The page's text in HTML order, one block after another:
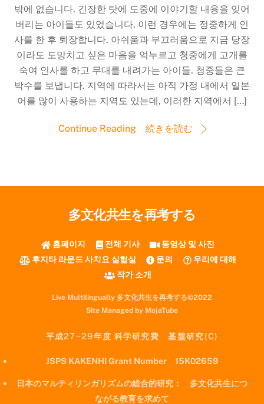
밖에 없습니다. 긴장한 탓에 도중에 이야기할 내용을 잊어
버리는 아이들도 있었습니다. 이런 경우에는 정중하게 인
사를 한 후 퇴장합니다. 아쉬움과 부끄러움으로 지금 당장
이라도 도망치고 싶은 마음을 억누르고 청중에게 고개를
숙여 인사를 하고 무대를 내려가는 아이들. 청중들은 큰
박수를 보냅니다. 지역에 따라서는 아직 가정 내에서 일본
어를 많이 사용하는 지역도 있는데, 이러한 지역에서 […]
Continue Reading 続きを読む
多文化共生を再考する
홈페이지 전체 기사
동영상 및 사진
후지타 라운드 사치요 실험실
문의
우리에 대해
작가 소개
Live Multilingually 多文化共生を再考する©2022
Site Managed by MojaTube
平成27−29年度 科学研究費 基盤研究(C)
JSPS KAKENHI Grant Number 15K02659
日本のマルティリンガリズムの総合的研究： 多文化共生につ
ながる教育を求めて